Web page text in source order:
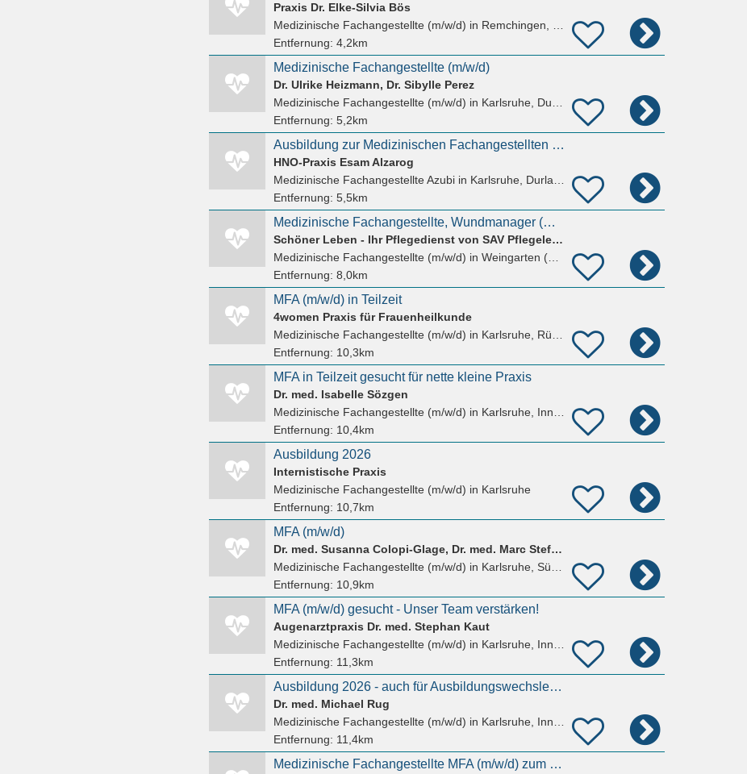
Praxis Dr. Elke-Silvia Bös
Medizinische Fachangestellte (m/w/d) in Remchingen, Wilferdingen
Entfernung: 4,2km
Medizinische Fachangestellte (m/w/d)
Dr. Ulrike Heizmann, Dr. Sibylle Perez
Medizinische Fachangestellte (m/w/d) in Karlsruhe, Durlach
Entfernung: 5,2km
Ausbildung zur Medizinischen Fachangestellten (m/w/d) – MFA
HNO-Praxis Esam Alzarog
Medizinische Fachangestellte Azubiin Karlsruhe, Durlach
Entfernung: 5,5km
Medizinische Fachangestellte, Wundmanager (m/w/d)
Schöner Leben - Ihr Pflegedienst von SAV Pflegeleicht GmbH
Medizinische Fachangestellte (m/w/d) in Weingarten (Baden)
Entfernung: 8,0km
MFA (m/w/d) in Teilzeit
4women Praxis für Frauenheilkunde
Medizinische Fachangestellte (m/w/d) in Karlsruhe, Rüppurr
Entfernung: 10,3km
MFA in Teilzeit gesucht für nette kleine Praxis
Dr. med. Isabelle Sözgen
Medizinische Fachangestellte (m/w/d) in Karlsruhe, Innenstadt-Ost
Entfernung: 10,4km
Ausbildung 2026
Internistische Praxis
Medizinische Fachangestellte (m/w/d) in Karlsruhe
Entfernung: 10,7km
MFA (m/w/d)
Dr. med. Susanna Colopi-Glage, Dr. med. Marc Steffen Stintz und Joachim Wambsgansz
Medizinische Fachangestellte (m/w/d) in Karlsruhe, Südweststadt
Entfernung: 10,9km
MFA (m/w/d) gesucht - Unser Team verstärken!
Augenarztpraxis Dr. med. Stephan Kaut
Medizinische Fachangestellte (m/w/d) in Karlsruhe, Innenstadt-West
Entfernung: 11,3km
Ausbildung 2026 - auch für Ausbildungswechsler/-innen (m/w/d)
Dr. med. Michael Rug
Medizinische Fachangestellte (m/w/d) in Karlsruhe, Innenstadt-West
Entfernung: 11,4km
Medizinische Fachangestellte MFA (m/w/d) zum 01.07.2026 Facharztpraxis Gefäßchirurgie/Phlebologie